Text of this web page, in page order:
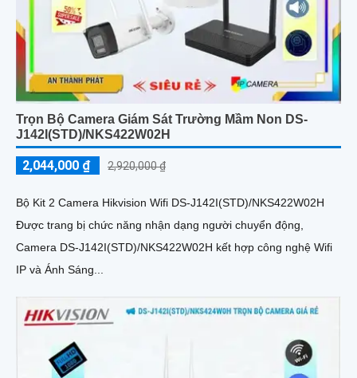
Trọn Bộ Camera Giám Sát Trường Mầm Non DS-
J142I(STD)/NKS422W02H
2,044,000 ₫ 2,920,000 ₫
Bộ Kit 2 Camera Hikvision Wifi DS-J142I(STD)/NKS422W02H
Được trang bị chức năng nhận dạng người chuyển động,
Camera DS-J142I(STD)/NKS422W02H kết hợp công nghệ Wifi
IP và Ánh Sáng...